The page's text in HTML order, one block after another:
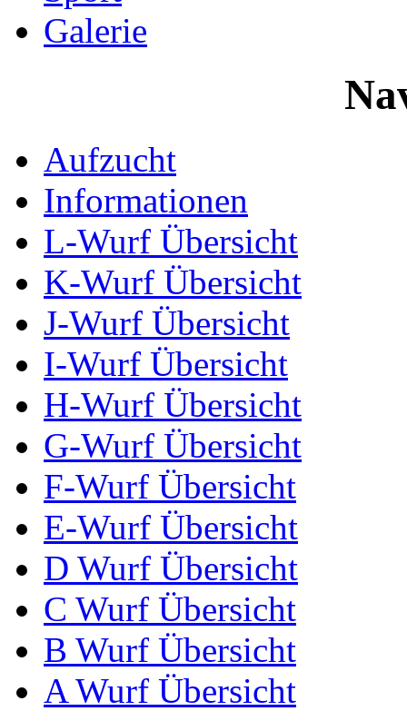
Galerie
Aufzucht
Informationen
L-Wurf Übersicht
K-Wurf Übersicht
J-Wurf Übersicht
I-Wurf Übersicht
H-Wurf Übersicht
G-Wurf Übersicht
F-Wurf Übersicht
E-Wurf Übersicht
D Wurf Übersicht
C Wurf Übersicht
B Wurf Übersicht
A Wurf Übersicht